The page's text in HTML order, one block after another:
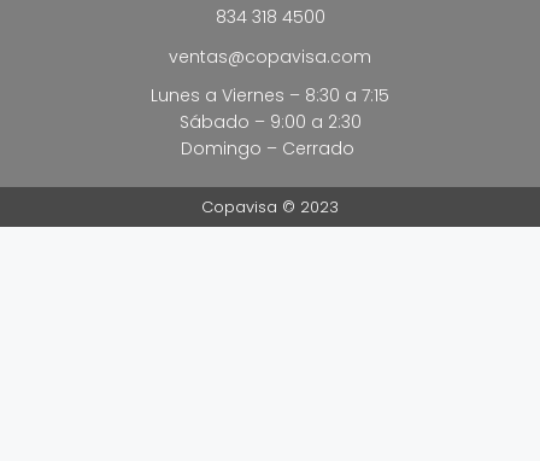
834 318 4500
ventas@copavisa.com
Lunes a Viernes – 8:30 a 7:15
Sábado – 9:00 a 2:30
Domingo – Cerrado
Copavisa © 2023